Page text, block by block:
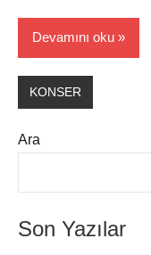
Devamını oku
KONSER
Ara
Son Yazılar